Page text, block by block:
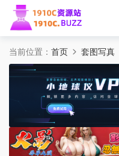
当前位置： 首页 套图写真